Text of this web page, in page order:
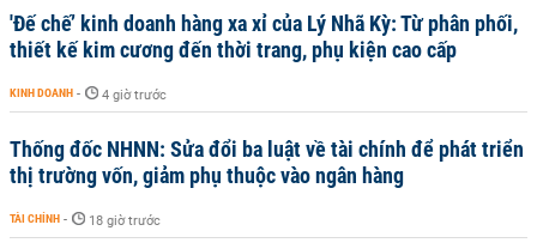
'Đế chế’ kinh doanh hàng xa xỉ của Lý Nhã Kỳ: Từ phân phối,
thiết kế kim cương đến thời trang, phụ kiện cao cấp
KINH DOANH - 4 giờ trước
Thống đốc NHNN: Sửa đổi ba luật về tài chính để phát triển
thị trường vốn, giảm phụ thuộc vào ngân hàng
TÀI CHÍNH - 18 giờ trước